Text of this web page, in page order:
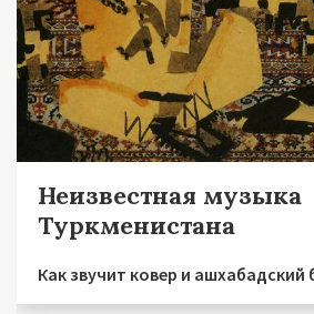
Неизвестная музыка
Туркменистана
Как звучит ковер и ашхабадский